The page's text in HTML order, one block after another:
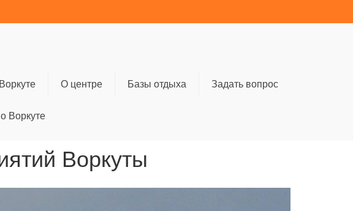
О центре Базы отдыха Задать вопрос
Воркуте
Воркуты